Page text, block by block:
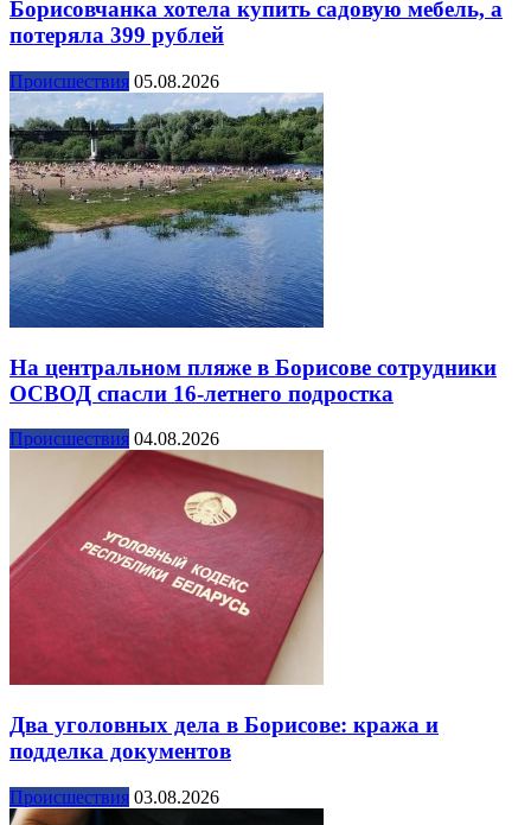
Борисовчанка хотела купить садовую мебель, а
потеряла 399 рублей
Происшествия 05.08.2026
На центральном пляже в Борисове сотрудники
ОСВОД спасли 16-летнего подростка
Происшествия 04.08.2026
Два уголовных дела в Борисове: кража и
подделка документов
Происшествия 03.08.2026